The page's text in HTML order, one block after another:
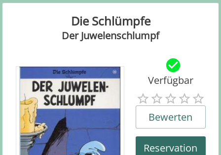
Die Schlümpfe
Der Juwelenschlumpf
Verfügbar
Bewerten
Reservation